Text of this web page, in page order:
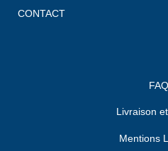
CONTACT
FAQ
Livraison
Mentions